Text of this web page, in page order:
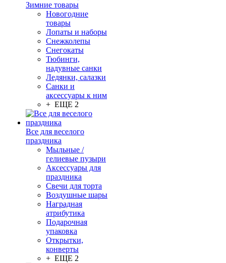
Зимние товары
Новогодние
товары
Лопаты и наборы
Снежколепы
Снегокаты
Тюбинги,
надувные санки
Ледянки, салазки
Санки и
аксессуары к ним
+ ЕЩЕ 2
Все для веселого
праздника
Мыльные /
гелиевые пузыри
Аксессуары для
праздника
Свечи для торта
Воздушные шары
Наградная
атрибутика
Подарочная
упаковка
Открытки,
конверты
+ ЕЩЕ 2